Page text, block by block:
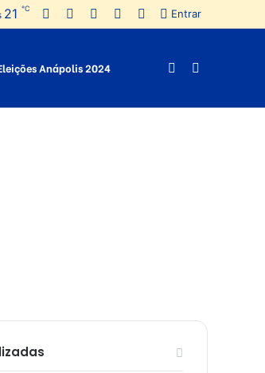
Entrar
Instagram
YouTube
Pinterest
Twitter
Facebook
21 ℃
Anápolis 2024 Switch